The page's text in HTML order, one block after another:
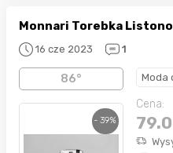
Monnari Torebka
16 cze 2023 1
86° Moda
- 39%
Cena: